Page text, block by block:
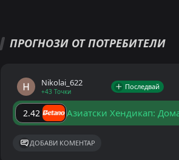
ПРОГНОЗИ ОТ ПОТРЕБИТЕЛИ
Nikolai_622
+43 Точки
Последвай
2.42 Азиатски Хендикап:
ДОБАВИ КОМЕНТАР